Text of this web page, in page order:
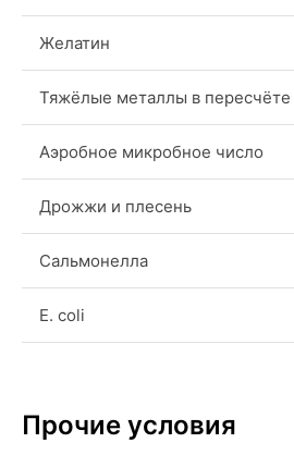
Желатин
Тяжёлые металлы в пересчёте
Аэробное микробное число
Дрожжи и плесень
Сальмонелла
E. coli
Прочие условия